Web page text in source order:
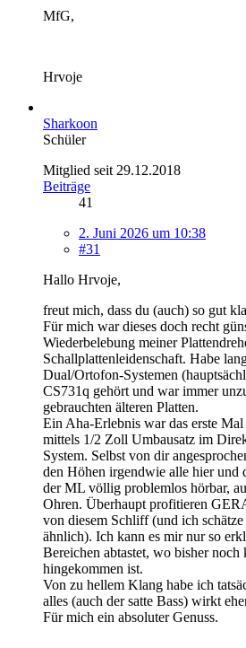
MfG,
Hrvoje
Sharkoon
Schüler
Mitglied seit 29.12.2018
Beiträge
41
2. Juni 2026 um 10:38
#31
Hallo Hrvoje,
freut mich, dass du (auch) so gut
Für mich war dieses doch recht
Wiederbelebung meiner
Schallplattenleidenschaft. Habe
Dual/Ortofon-Systemen
CS731q gehört und war immer
gebrauchten älteren Platten.
Ein Aha-Erlebnis war das erste
mittels 1/2 Zoll Umbausatz im
System. Selbst von dir
den Höhen irgendwie alle hier und
der ML völlig problemlos hörbar,
Ohren. Überhaupt profitieren
von diesem Schliff (und ich
ähnlich). Ich kann es mir nur so
Bereichen abtastet, wo bisher noch
hingekommen ist.
Von zu hellem Klang habe ich
alles (auch der satte Bass) wirkt
Für mich ein absoluter Genuss.